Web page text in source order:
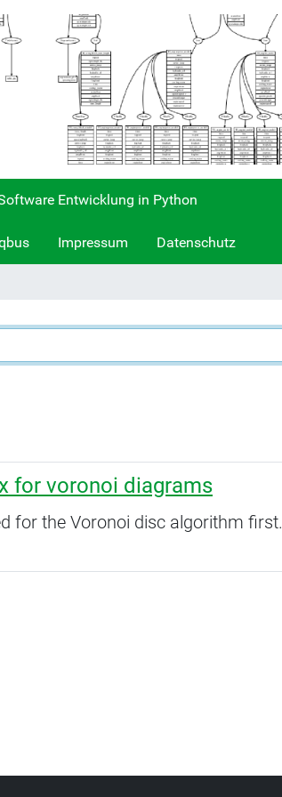
Entwicklung in Python
Impressum Datenschutz
for voronoi diagrams
for the Voronoi disc algorithm first.